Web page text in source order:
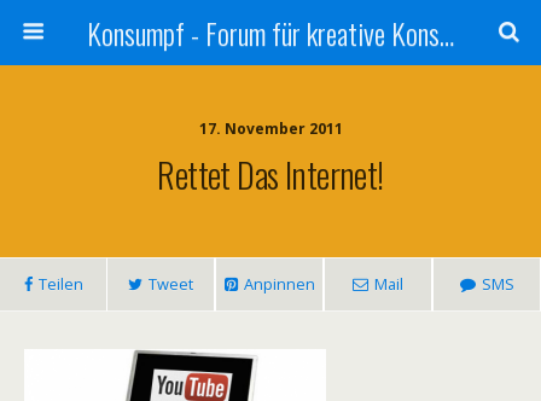
Konsumpf - Forum für kreative Konsumkritik - Culture Jamming, Nachhaltigkeit, Konzernkritik, Adbusting
17. November 2011
Rettet Das Internet!
Teilen Tweet Anpinnen Mail SMS